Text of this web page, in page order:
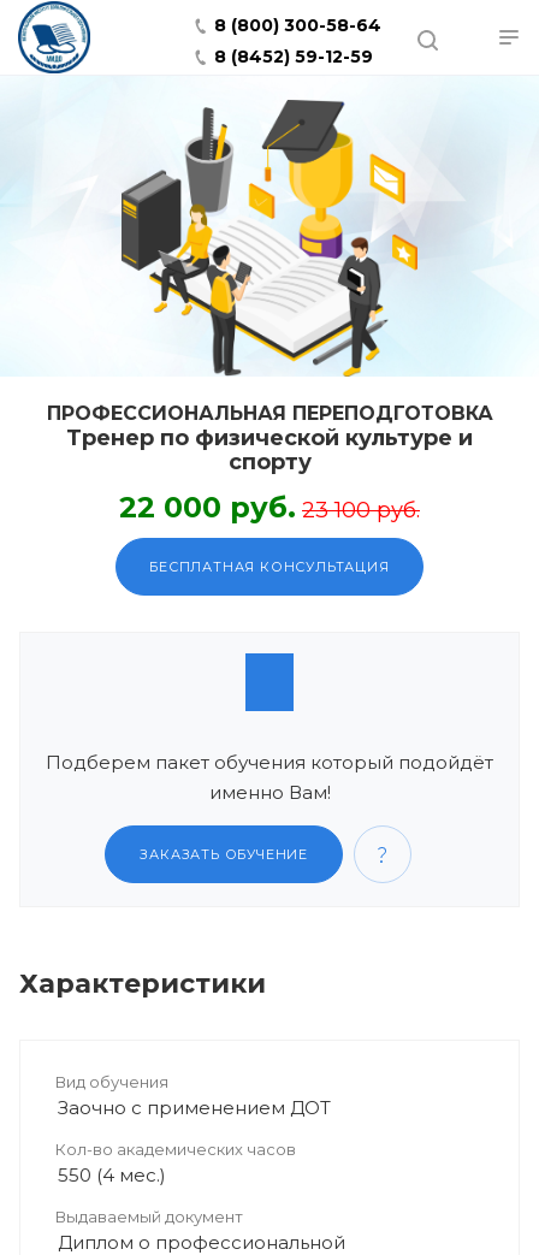
8 (800) 300-58-64
8 (8452) 59-12-59
ПРОФЕССИОНАЛЬНАЯ ПЕРЕПОДГОТОВКА
Тренер по физической культуре и
спорту
22 000 руб. 23 100 руб.
БЕСПЛАТНАЯ КОНСУЛЬТАЦИЯ
Подберем пакет обучения который подойдёт
именно Вам!
ЗАКАЗАТЬ ОБУЧЕНИЕ
Характеристики
Вид обучения
Заочно с применением ДОТ
Кол-во академических часов
550 (4 мес.)
Выдаваемый документ
Диплом о профессиональной